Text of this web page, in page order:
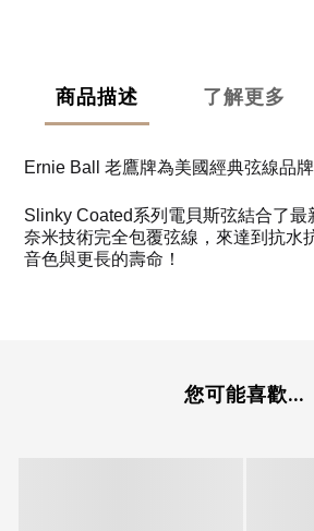
商品描述 了解更多
Ernie Ball 老鷹牌為美國經典弦線品牌
Slinky Coated系列電貝斯弦結合了最
奈米技術完全包覆弦線，來達到抗水
音色與更長的壽命！
您可能喜歡...